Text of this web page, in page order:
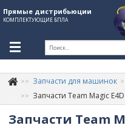
Прямые дистрибьюции
КОМПЛЕКТУЮЩИЕ БПЛА
+380507774092
Информация о компании
Запчасти для машинок
Запчасти Team Magic
Запчасти Team